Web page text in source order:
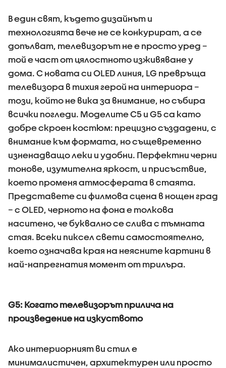
В един свят, където дизайнът и
технологията вече не се конкурират, а се
допълват, телевизорът не е просто уред –
той е част от цялостното изживяване у
дома. С новата си OLED линия, LG превръща
телевизора в тихия герой на интериора –
този, който не вика за внимание, но събира
всички погледи. Моделите C5 и G5 са като
добре скроен костюм: прецизно създадени, с
внимание към формата, но същевременно
изненадващо леки и удобни. Перфектни черни
тонове, изумителна яркост, и присъствие,
което променя атмосферата в стаята.
Представете си филмова сцена в нощен град
– с OLED, черното на фона е толкова
наситено, че буквално се слива с тъмната
стая. Всеки пиксел свети самостоятелно,
което означава края на неясните картини в
най-напрегнатия момент от трилъра.
G5: Когато телевизорът прилича на
произведение на изкуството
Ако интериорният ви стил е
минималистичен, архитектурен или просто